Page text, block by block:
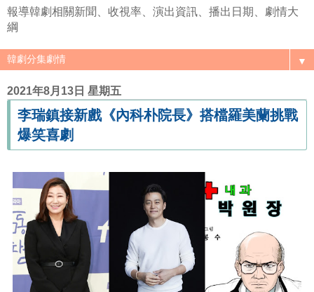
報導韓劇相關新聞、收視率、演出資訊、播出日期、劇情大
綱
▼
2021年8月13日 星期五
李瑞鎮接新戲《內科朴院長》搭檔羅美蘭挑戰
爆笑喜劇